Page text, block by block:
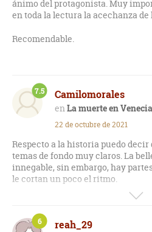
epidemia cuyo manejo
autoridades, influirá un tanto en el
además de otros azares previos
su vez la necesidad de escapar
mundo de letras. En ese transitar,
en el protagonista un "idealismo
maneja con una prosa notable por
ningún exceso.
La lectura en algunas partes se
divagaciones un tanto
resta mérito al conjunto de la obra,
reconocidas del autor alemán.
ánimo del protagonista. Muy
en toda la lectura la acechanza
Recomendable.
Camilomorales
La muerte en Venecia
7.5
22 de octubre de 2021
Respecto a la historia puedo decir
temas de fondo muy claros. La
innegable, sin embargo, hay
le cortan un poco el ritmo.
Para leerlo en casa recomiendo
Contempla, una edición muy bella
gruesas, letra grande y pinturas.
reah_29
6